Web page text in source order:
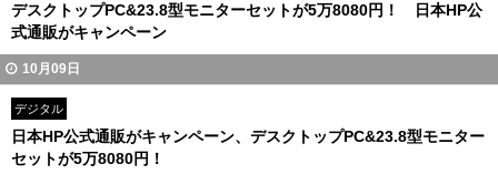
デスクトップPC&23.8型モニターセットが5万8080円！ 日本HP公
式通販がキャンペーン
10月09日
デジタル
日本HP公式通販がキャンペーン、デスクトップPC&23.8型モニター
セットが5万8080円！